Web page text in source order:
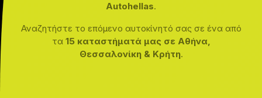
Autohellas.
Αναζητήστε το επόμενο αυτοκίνητό σας σε ένα από
τα 15 καταστήματά μας σε Αθήνα,
Θεσσαλονίκη & Κρήτη.